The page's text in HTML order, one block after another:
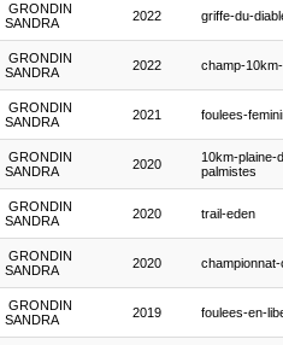
GRONDIN
SANDRA
2022 griffe-du-
GRONDIN
SANDRA
2022 champ-
GRONDIN
SANDRA
2021 foulees-
GRONDIN
SANDRA
2020
10km-plaine-
palmistes
GRONDIN
SANDRA
2020 trail-eden
GRONDIN
SANDRA
2020
GRONDIN
SANDRA
2019 foulees-en-